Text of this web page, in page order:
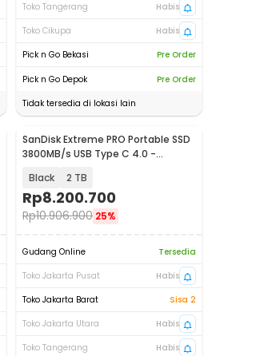
Toko Tangerang
Habis
Toko Cikupa
Habis
Pick n Go Bekasi
Pre Order
Pick n Go Depok
Pre Order
Tidak tersedia di lokasi lain
SanDisk Extreme PRO Portable SSD
3800MB/s USB Type C 4.0 -
Black 2 TB
Rp8.200.700
Rp10.906.900 25%
Gudang Online
Tersedia
Toko Jakarta Pusat
Habis
Toko Jakarta Barat
Sisa 2
Toko Jakarta Utara
Habis
Toko Tangerang
Habis